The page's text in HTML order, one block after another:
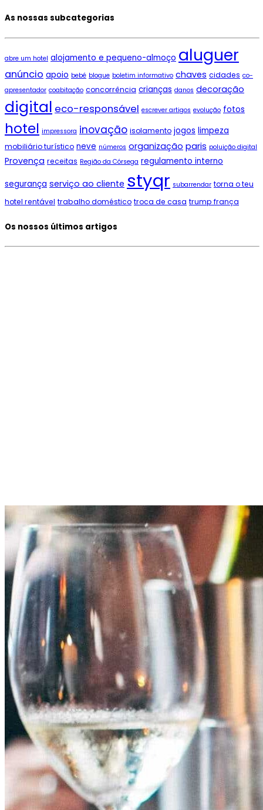
As nossas subcategorias
abre um hotel alojamento e pequeno-almoço aluguer
anúncio apoio bebé blogue boletim informativo chaves cidades co-
apresentador coabitação concorrência crianças danos decoração
digital eco-responsável escrever artigos evolução fotos
hotel impressora inovação isolamento jogos limpeza
mobiliário turístico neve números organização paris poluição digital
Provença receitas Região da Córsega regulamento interno
segurança serviço ao cliente styqr subarrendar torna o teu
hotel rentável trabalho doméstico troca de casa trump frança
Os nossos últimos artigos